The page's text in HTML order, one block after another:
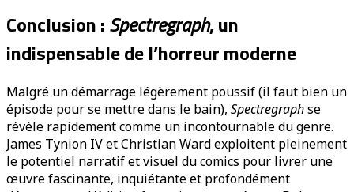
Conclusion :Spectregraph, un
indispensable de l’horreur moderne
Malgré un démarrage légèrement poussif (il faut bien un
épisode pour se mettre dans le bain), Spectregraphse
révèle rapidement comme un incontournable du genre.
James Tynion IV et Christian Ward exploitent pleinement
le potentiel narratif et visuel du comics pour livrer une
œuvre fascinante, inquiétante et profondément